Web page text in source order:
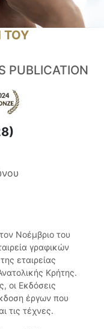
ΤΟΥ
PUBLICATION
Νοέμβριο του
γραφικών
εταιρείας
Κρήτης.
οι Εκδόσεις
έργων που
τις τέχνες.